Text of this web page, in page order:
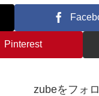
Pinterest
zubeをフォ